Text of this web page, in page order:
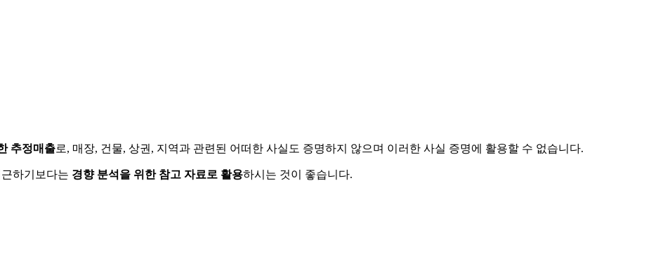
추정매출로, 매장, 건물, 상권, 지역과 관련된 어떠한 사실도 증명하지 않으며 이러한 사실 증명에 활용할 수 없습니다.
하기보다는 경향 분석을 위한 참고 자료로 활용하시는 것이 좋습니다.